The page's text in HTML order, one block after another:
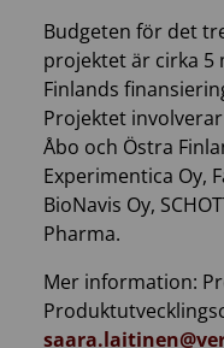
Budgeten för det
projektet är cirka 5
Finlands
Projektet
Åbo och Östra
Experimentica Oy,
BioNavis Oy,
Pharma.
Mer information: